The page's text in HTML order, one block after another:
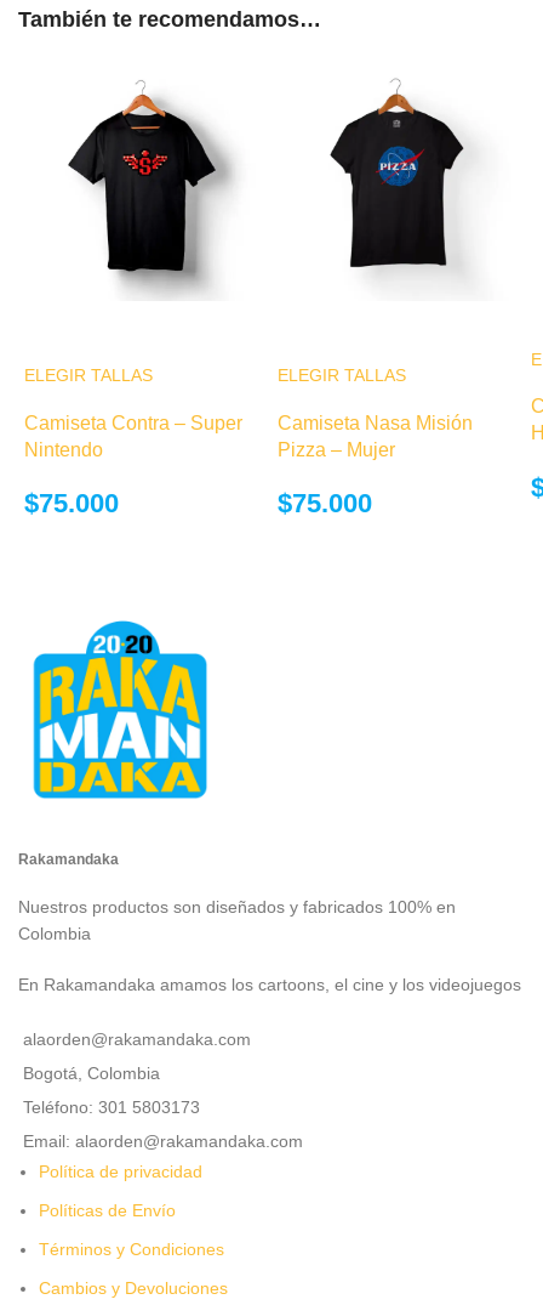
También te recomendamos…
ELEGIR TALLAS
variantes. Las
Camiseta Contra – Super
Nintendo
$75.000
ELEGIR TALLAS
variantes. Las
Camiseta Nasa Misión
Pizza – Mujer
$75.000
Rakamandaka
Nuestros productos son diseñados y fabricados 100% en
Colombia
En Rakamandaka amamos los cartoons, el cine y los videojuegos
alaorden@rakamandaka.com
Bogotá, Colombia
Teléfono: 301 5803173
Email: alaorden@rakamandaka.com
Política de privacidad
Políticas de Envío
Términos y Condiciones
Cambios y Devoluciones